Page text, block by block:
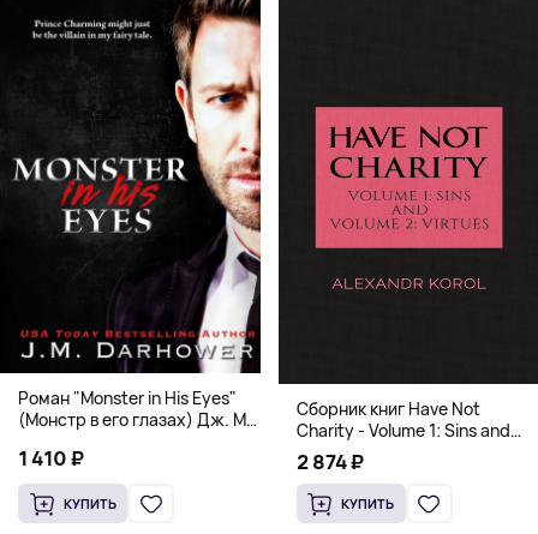
Роман "Monster in His Eyes"
(Монстр в его глазах) Дж. М.
18+
1 410 ₽
КУПИТЬ
Сборник книг Have Not
Charity - Volume 1: Sins and
Volume 2: Virtues
2 874 ₽
КУПИТЬ